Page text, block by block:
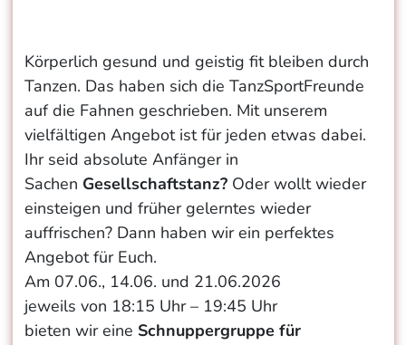
Körperlich gesund und geistig fit bleiben durch
Tanzen. Das haben sich die TanzSportFreunde
auf die Fahnen geschrieben. Mit unserem
vielfältigen Angebot ist für jeden etwas dabei.
Ihr seid absolute Anfänger in
Sachen Gesellschaftstanz? Oder wollt wieder
einsteigen und früher gelerntes wieder
auffrischen? Dann haben wir ein perfektes
Angebot für Euch.
Am 07.06., 14.06. und 21.06.2026
jeweils von 18:15 Uhr – 19:45 Uhr
bieten wir eine Schnuppergruppe für